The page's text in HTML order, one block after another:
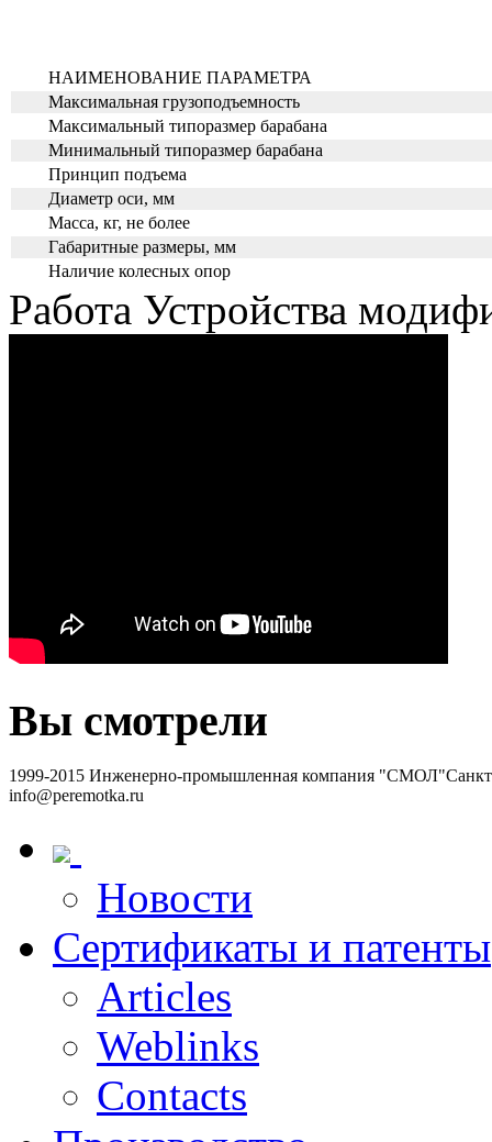
НАИМЕНОВАНИЕ ПАРАМЕТРА
Максимальная грузоподъемность
Максимальный типоразмер барабана
Минимальный типоразмер барабана
Принцип подъема
Диаметр оси, мм
Масса, кг, не более
Габаритные размеры, мм
Наличие колесных опор
Работа Устройства
Вы смотрели
1999-2015 Инженерно-промышленная компания "СМОЛ"
info@peremotka.ru
Новости
Сертификаты и патенты
Articles
Weblinks
Contacts